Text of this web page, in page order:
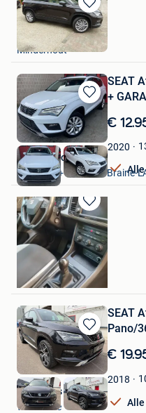
Bewaren
in
Mijn
Favorieten
adams
Minderhout
Bewaren
in
Mijn
Favorieten
SEAT
+
€
2020
Class Motors
Waterloo + Partie De Braine-
Bewaren
in
Mijn
Favorieten
ALAN
Bruxelles
Bewaren
in
Mijn
Favorieten
SEAT
Pano/
€
2018
AZ Motors
Westmalle